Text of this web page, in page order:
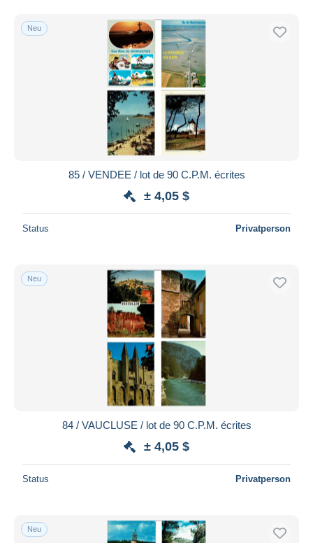
Neu
85 / VENDEE / lot de 90 C.P.M. écrites
± 4,05 $
Status Privatperson
Neu
84 / VAUCLUSE / lot de 90 C.P.M. écrites
± 4,05 $
Status Privatperson
Neu